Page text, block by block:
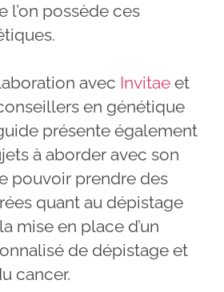
l’on possède ces
avec Invitae et
en génétique
présente également
à aborder avec son
pouvoir prendre des
quant au dépistage
mise en place d’un
de dépistage et
cancer.